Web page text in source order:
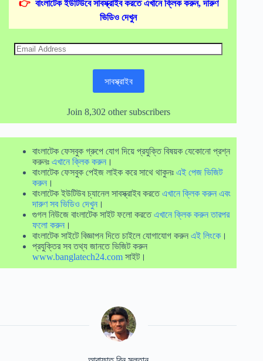
👉 বাংলাটেক ইউটিউবে সাবস্ক্রাইব করতে এখানে ক্লিক করুন, দারুণ
ভিডিও দেখুন
Email
Address
সাবস্ক্রাইব
Join 8,302 other subscribers
বাংলাটেক ফেসবুক গ্রুপে যোগ দিয়ে প্রযুক্তি বিষয়ক যেকোনো প্রশ্ন
করুনঃ এখানে ক্লিক করুন ।
বাংলাটেক ফেসবুক পেইজ লাইক করে সাথে থাকুনঃ এই পেজ ভিজিট
করুন ।
বাংলাটেক ইউটিউব চ্যানেল সাবস্ক্রাইব করতেএখানে ক্লিক করুন এবং
দারুণ সব ভিডিও দেখুন ।
গুগল নিউজে বাংলাটেক সাইট ফলো করতেএখানে ক্লিক করুন তারপর
ফলো করুন ।
বাংলাটেক সাইটে বিজ্ঞাপন দিতে চাইলে যোগাযোগ করুন এই লিংকে ।
প্রযুক্তির সব তথ্য জানতে ভিজিট করুন
www.banglatech24.com সাইট।